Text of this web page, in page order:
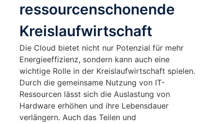
ressourcenschonende
Kreislaufwirtschaft
Die Cloud bietet nicht nur Potenzial für mehr
Energieeffizienz, sondern kann auch eine
wichtige Rolle in der Kreislaufwirtschaft spielen.
Durch die gemeinsame Nutzung von IT-
Ressourcen lässt sich die Auslastung von
Hardware erhöhen und ihre Lebensdauer
verlängern. Auch das Teilen und